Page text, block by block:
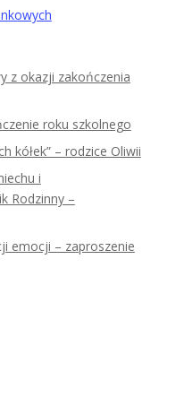
z okazji zakończenia
roku szkolnego
kółek” – rodzice Oliwii
i
Rodzinny –
emocji – zaproszenie